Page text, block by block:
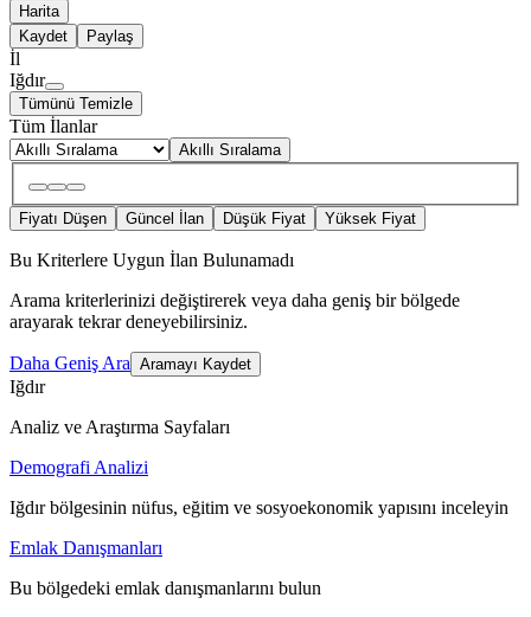
Harita
Kaydet
Paylaş
İl
Iğdır
Tümünü Temizle
Tüm İlanlar
Akıllı Sıralama
Fiyatı Düşen Güncel İlan Düşük Fiyat Yüksek Fiyat
Bu Kriterlere Uygun İlan Bulunamadı
Arama kriterlerinizi değiştirerek veya daha geniş bir bölgede
arayarak tekrar deneyebilirsiniz.
Daha Geniş Ara Aramayı Kaydet
Iğdır
Analiz ve Araştırma Sayfaları
Demografi Analizi
Iğdır bölgesinin nüfus, eğitim ve sosyoekonomik yapısını inceleyin
Emlak Danışmanları
Bu bölgedeki emlak danışmanlarını bulun